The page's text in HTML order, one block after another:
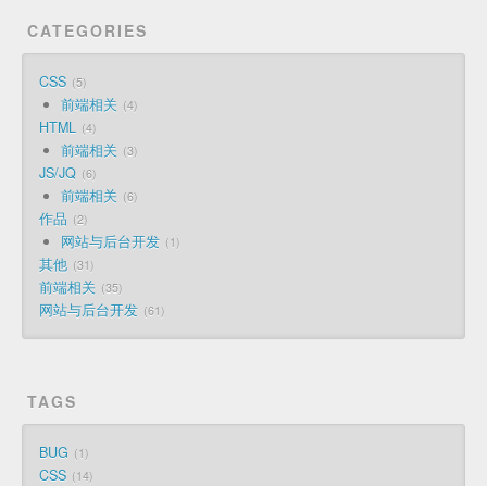
CATEGORIES
CSS 5
前端相关 4
HTML 4
前端相关 3
JS/JQ 6
前端相关 6
作品 2
网站与后台开发 1
其他 31
前端相关 35
网站与后台开发 61
TAGS
BUG 1
CSS 14